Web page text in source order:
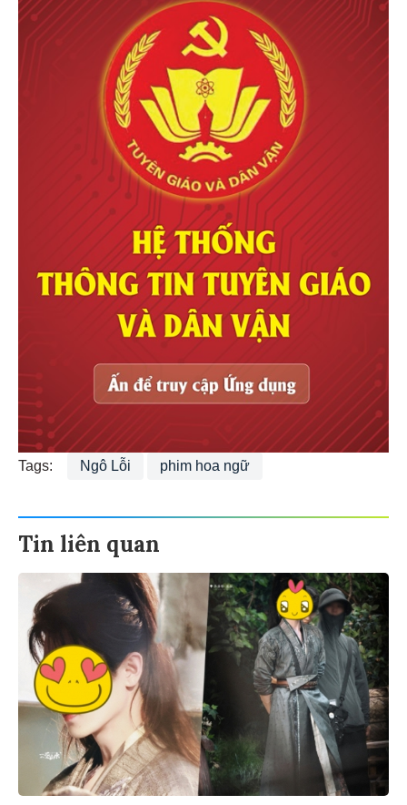
Tags: Ngô Lỗi phim hoa ngữ
Tin liên quan